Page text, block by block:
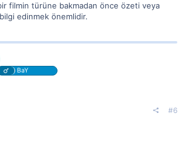
filmin türüne bakmadan önce özeti veya
edinmek önemlidir.
BaY
#6